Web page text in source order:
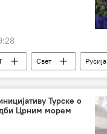
Свет
Русија
бродови
Турске о
Црним морем